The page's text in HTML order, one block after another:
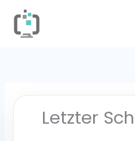
content
Letzter